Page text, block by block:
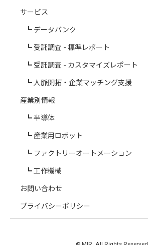
サービス
データバンク
受託調査 - 標準レポート
受託調査 - カスタマイズレポート
人脈開拓・企業マッチング支援
産業別情報
半導体
産業用ロボット
ファクトリーオートメーション
工作機械
お問い合わせ
プライバシーポリシー